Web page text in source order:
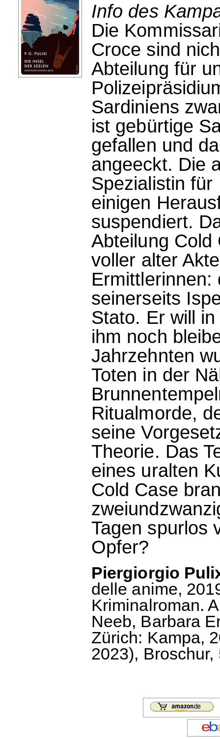
Info des
Die
Croce sind
Abteilung für
Sardiniens
ist gebürtige
gefallen und
angeeckt. Die
Spezialistin
einigen
suspendiert.
Abteilung Cold
voller alter
seinerseits
Stato. Er will
ihm noch
Jahrzehnten
Toten in der
Ritualmorde,
seine
Theorie. Das
eines uralten
Cold Case
Tagen spurlos
Opfer?
Piergiorgio
delle anime,
Kriminalroman.
Neeb, Barbara
Zürich: Kampa,
2023),